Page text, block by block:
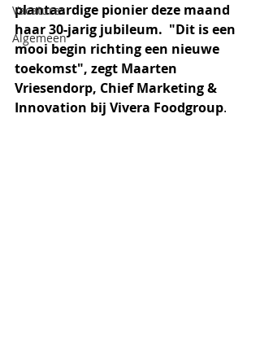
Vacatures
Algemeen
plantaardige pionier deze maand
haar 30-jarig jubileum.  "Dit is een
mooi begin richting een nieuwe
toekomst", zegt Maarten
Vriesendorp, Chief Marketing &
Innovation bij Vivera Foodgroup.